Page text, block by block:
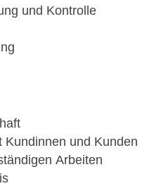
und Kontrolle
Kundinnen und Kunden
Arbeiten